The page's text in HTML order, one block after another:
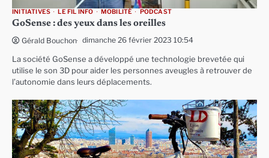
INITIATIVES LE FIL INFO MOBILITÉ PODCAST
GoSense : des yeux dans les oreilles
Gérald Bouchon dimanche 26 février 2023 10:54
La société GoSense a développé une technologie brevetée qui
utilise le son 3D pour aider les personnes aveugles à retrouver de
l’autonomie dans leurs déplacements.